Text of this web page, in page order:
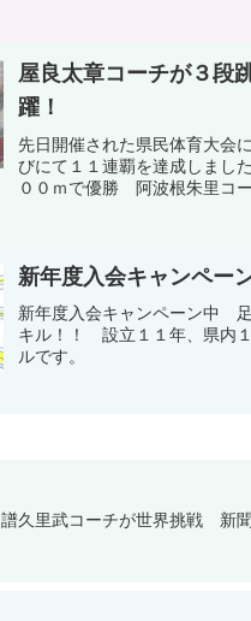
屋良太章コーチが３段
躍！
先日開催された県民体育大会
びにて１１連覇を達成しまし
００ｍで優勝 阿波根朱里コ
新年度入会キャンペー
新年度入会キャンペーン中
キル！！ 設立１１年、県内
ルです。
譜久里武コーチが世界挑戦 新聞